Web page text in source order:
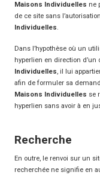
Maisons Individuelles ne
de ce site sans
Individuelles.
Dans l’hypothèse où un
hyperlien en direction
Individuelles, il lui
afin de formuler sa
Maisons Individuelles se
hyperlien sans avoir à en
Recherche
En outre, le renvoi sur un
recherchée ne signifie en